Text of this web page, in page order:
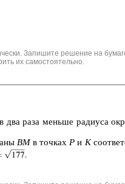
Запишите решение на
их самостоятельно.
два раза мень­ше ра­ди­у­са
ВМв точ­ках Р и К